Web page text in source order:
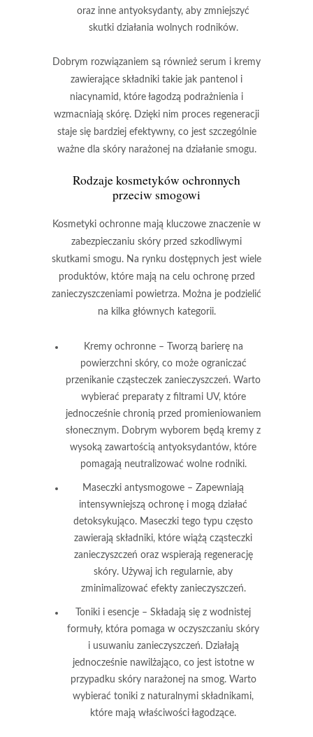
oraz inne antyoksydanty, aby zmniejszyć
skutki działania wolnych rodników.
Dobrym rozwiązaniem są również serum i kremy
zawierające składniki takie jak pantenol i
niacynamid, które łagodzą podrażnienia i
wzmacniają skórę. Dzięki nim proces regeneracji
staje się bardziej efektywny, co jest szczególnie
ważne dla skóry narażonej na działanie smogu.
Rodzaje kosmetyków ochronnych
przeciw smogowi
Kosmetyki ochronne mają kluczowe znaczenie w
zabezpieczaniu skóry przed szkodliwymi
skutkami smogu. Na rynku dostępnych jest wiele
produktów, które mają na celu ochronę przed
zanieczyszczeniami powietrza. Można je podzielić
na kilka głównych kategorii.
Kremy ochronne– Tworzą barierę na
powierzchni skóry, co może ograniczać
przenikanie cząsteczek zanieczyszczeń. Warto
wybierać preparaty z filtrami UV, które
jednocześnie chronią przed promieniowaniem
słonecznym. Dobrym wyborem będą kremy z
wysoką zawartością antyoksydantów, które
pomagają neutralizować wolne rodniki.
Maseczki antysmogowe – Zapewniają
intensywniejszą ochronę i mogą działać
detoksykująco. Maseczki tego typu często
zawierają składniki, które wiążą cząsteczki
zanieczyszczeń oraz wspierają regenerację
skóry. Używaj ich regularnie, aby
zminimalizować efekty zanieczyszczeń.
Toniki i esencje – Składają się z wodnistej
formuły, która pomaga w oczyszczaniu skóry
i usuwaniu zanieczyszczeń. Działają
jednocześnie nawilżająco, co jest istotne w
przypadku skóry narażonej na smog. Warto
wybierać toniki z naturalnymi składnikami,
które mają właściwości łagodzące.